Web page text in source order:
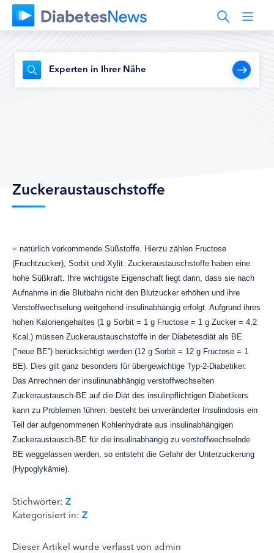
Experten in Ihrer Nähe
Zuckeraustauschstoffe
= natürlich vorkommende Süßstoffe. Hierzu zählen Fructose
(Fruchtzucker), Sorbit und Xylit. Zuckeraustauschstoffe haben eine
hohe Süßkraft. Ihre wichtigste Eigenschaft liegt darin, dass sie nach
Aufnahme in die Blutbahn nicht den Blutzucker erhöhen und ihre
Verstoffwechselung weitgehend insulinabhängig erfolgt. Aufgrund ihres
hohen Kaloriengehaltes (1 g Sorbit = 1 g Fructose = 1 g Zucker = 4,2
Kcal.) müssen Zuckeraustauschstoffe in der Diabetesdiät als BE
(“neue BE”) berücksichtigt werden (12 g Sorbit = 12 g Fructose = 1
BE). Dies gilt ganz besonders für übergewichtige Typ-2-Diabetiker.
Das Anrechnen der insulinunabhängig verstoffwechselten
Zuckeraustausch-BE auf die Diät des insulinpflichtigen Diabetikers
kann zu Problemen führen: besteht bei unveränderter Insulindosis ein
Teil der aufgenommenen Kohlenhydrate aus insulinabhängigen
Zuckeraustausch-BE für die insulinabhängig zu verstoffwechselnde
BE weggelassen werden, so entsteht die Gefahr der Unterzuckerung
(Hypoglykämie).
Stichwörter: Z
Kategorisiert in: Z
Dieser Artikel wurde verfasst von admin